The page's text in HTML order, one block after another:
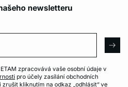
newsletteru
zpracovává vaše osobní údaje v
pro účely zasílání obchodních
kliknutím na odkaz „odhlásit“ ve